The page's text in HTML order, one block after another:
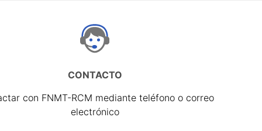
CONTACTO
con FNMT-RCM mediante teléfono o correo
electrónico